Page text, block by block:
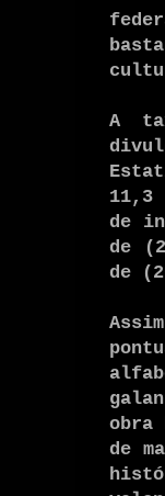
A
11,3
de
de
de
obra
de